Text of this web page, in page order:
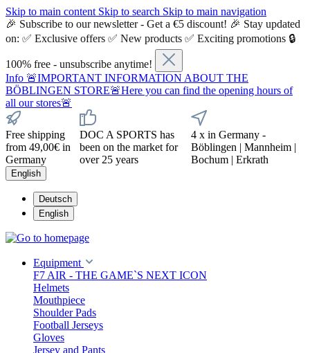
Skip to main content Skip to search Skip to main navigation
🎉 Subscribe to our newsletter - Get a €5 discount! 🎉 Stay updated
on: ✅ Exclusive offers ✅ New products ✅ Exciting promotions 🔒
100% free - unsubscribe anytime!
Info 🚨IMPORTANT INFORMATION ABOUT THE
BÖBLINGEN STORE🚨Here you can find the opening hours of
all our stores🚨
Free shipping
from 49,00€ in
Germany
DOC A SPORTS has
been on the market for
over 25 years
4 x in Germany -
Böblingen | Mannheim |
Bochum | Erkrath
English
Deutsch
English
Equipment
F7 AIR - THE GAME`S NEXT ICON
Helmets
Mouthpiece
Shoulder Pads
Football Jerseys
Gloves
Jersey and Pants